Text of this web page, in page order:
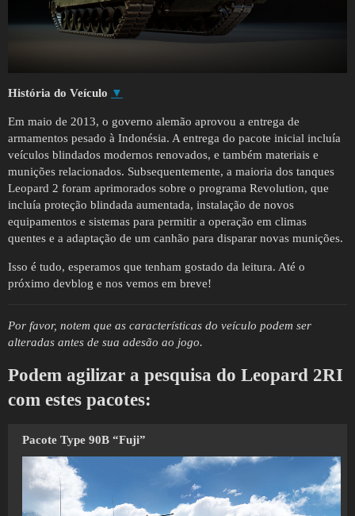
História do Veículo ▼
Em maio de 2013, o governo alemão aprovou a entrega de
armamentos pesado à Indonésia. A entrega do pacote inicial incluía
veículos blindados modernos renovados, e também materiais e
munições relacionados. Subsequentemente, a maioria dos tanques
Leopard 2 foram aprimorados sobre o programa Revolution, que
incluía proteção blindada aumentada, instalação de novos
equipamentos e sistemas para permitir a operação em climas
quentes e a adaptação de um canhão para disparar novas munições.
Isso é tudo, esperamos que tenham gostado da leitura. Até o
próximo devblog e nos vemos em breve!
Por favor, notem que as características do veículo podem ser
alteradas antes de sua adesão ao jogo.
Podem agilizar a pesquisa do Leopard 2RI
com estes pacotes:
Pacote Type 90B “Fuji”